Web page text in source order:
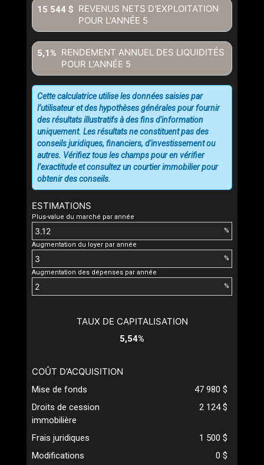
REVENUS NETS D'EXPLOITATION
POUR L'ANNÉE 5
15 544 $
RENDEMENT ANNUEL DES LIQUIDITÉS
POUR L'ANNÉE 5
5,1%
ESTIMATIONS
Plus-value du marché par année
%
Augmentation du loyer par année
%
Augmentation des dépenses par année
%
Cette calculatrice utilise les données saisies par
l’utilisateur et des hypothèses générales pour fournir
des résultats illustratifs à des fins d'information
uniquement. Les résultats ne constituent pas des
conseils juridiques, financiers, d'investissement ou
autres. Vérifiez tous les champs pour en vérifier
l’exactitude et consultez un courtier immobilier pour
obtenir des conseils.
TAUX DE CAPITALISATION
5,54%
COÛT D’ACQUISITION
Mise de fonds
47 980 $
Droits de cession
immobilière
2 124 $
Frais juridiques
1 500 $
Modifications
0 $